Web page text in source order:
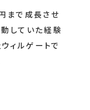
まで成長させ
していた経験
ィルゲートで